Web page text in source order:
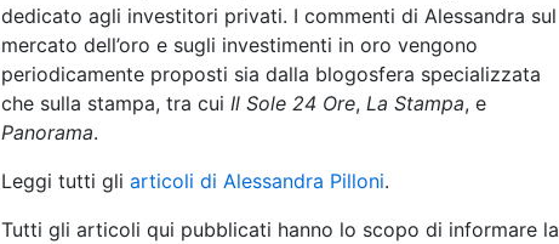
dedicato agli investitori privati. I commenti di Alessandra sul
mercato dell’oro e sugli investimenti in oro vengono
periodicamente proposti sia dalla blogosfera specializzata
che sulla stampa, tra cui Il Sole 24 Ore, La Stampa, e
Panorama.
Leggi tutti gli articoli di Alessandra Pilloni.
Tutti gli articoli qui pubblicati hanno lo scopo di informare la